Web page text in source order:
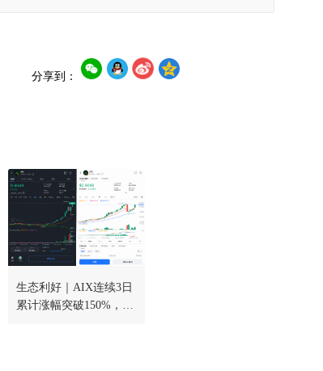
分享到：
生态利好｜AIX连续3日
累计涨幅突破150%，X